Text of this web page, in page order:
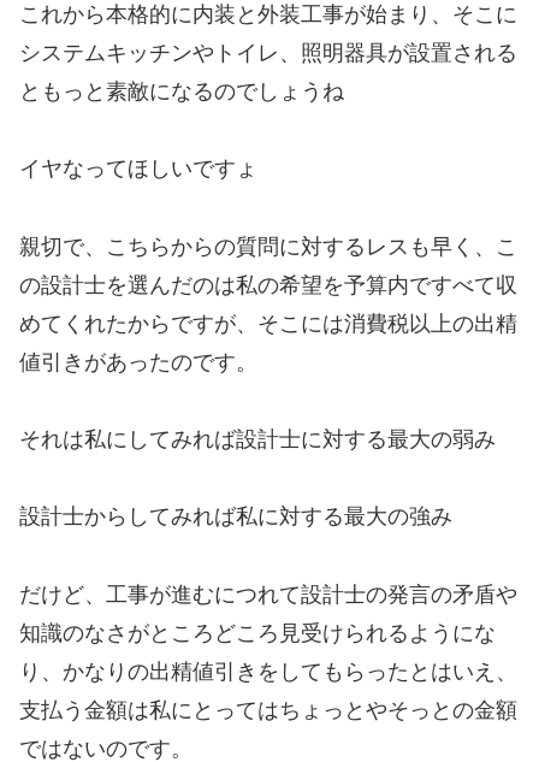
これから本格的に内装と外装工事が始まり、そこに
システムキッチンやトイレ、照明器具が設置される
ともっと素敵になるのでしょうね
イヤなってほしいですょ
親切で、こちらからの質問に対するレスも早く、こ
の設計士を選んだのは私の希望を予算内ですべて収
めてくれたからですが、そこには消費税以上の出精
値引きがあったのです。
それは私にしてみれば設計士に対する最大の弱み
設計士からしてみれば私に対する最大の強み
だけど、工事が進むにつれて設計士の発言の矛盾や
知識のなさがところどころ見受けられるようにな
り、かなりの出精値引きをしてもらったとはいえ、
支払う金額は私にとってはちょっとやそっとの金額
ではないのです。